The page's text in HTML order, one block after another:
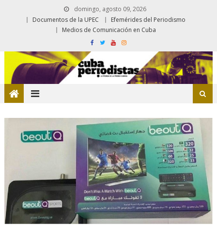
domingo, agosto 09, 2026
Documentos de la UPEC
Efemérides del Periodismo
Medios de Comunicación en Cuba